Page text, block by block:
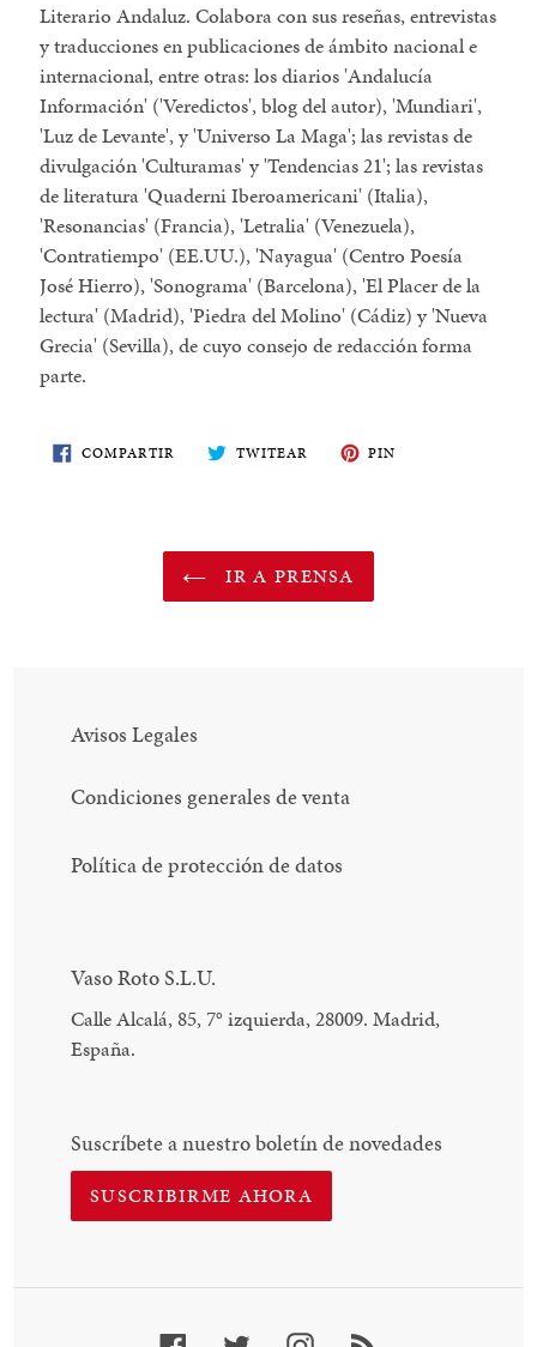
Literario Andaluz. Colabora con sus reseñas, entrevistas
y traducciones en publicaciones de ámbito nacional e
internacional, entre otras: los diarios 'Andalucía
Información' ('Veredictos', blog del autor), 'Mundiari',
'Luz de Levante', y 'Universo La Maga'; las revistas de
divulgación 'Culturamas' y 'Tendencias 21'; las revistas
de literatura 'Quaderni Iberoamericani' (Italia),
'Resonancias' (Francia), 'Letralia' (Venezuela),
'Contratiempo' (EE.UU.), 'Nayagua' (Centro Poesía
José Hierro), 'Sonograma' (Barcelona), 'El Placer de la
lectura' (Madrid), 'Piedra del Molino' (Cádiz) y 'Nueva
Grecia' (Sevilla), de cuyo consejo de redacción forma
parte.
COMPARTIR COMPARTE
EN
TWITEAR TWITEA
EN
PIN
IR A PRENSA
Avisos Legales
Condiciones generales de venta
Política de protección de datos
Vaso Roto S.L.U.
Calle Alcalá, 85, 7° izquierda, 28009. Madrid,
España.
Suscríbete a nuestro boletín de novedades
SUSCRIBIRME AHORA